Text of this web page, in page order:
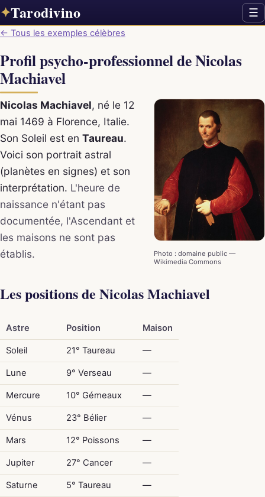
✦Tarodivino ☰
← Tous les exemples célèbres
Profil psycho-professionnel de Nicolas
Machiavel
Photo : domaine public —
Wikimedia Commons
Nicolas Machiavel, né le 12
mai 1469 à Florence, Italie.
Son Soleil est en Taureau.
Voici son portrait astral
(planètes en signes) et son
interprétation. L'heure de
naissance n'étant pas
documentée, l'Ascendant et
les maisons ne sont pas
établis.
Les positions de Nicolas Machiavel
Astre Position Maison
Soleil 21° Taureau —
Lune 9° Verseau —
Mercure 10° Gémeaux —
Vénus 23° Bélier —
Mars 12° Poissons —
Jupiter 27° Cancer —
Saturne 5° Taureau —